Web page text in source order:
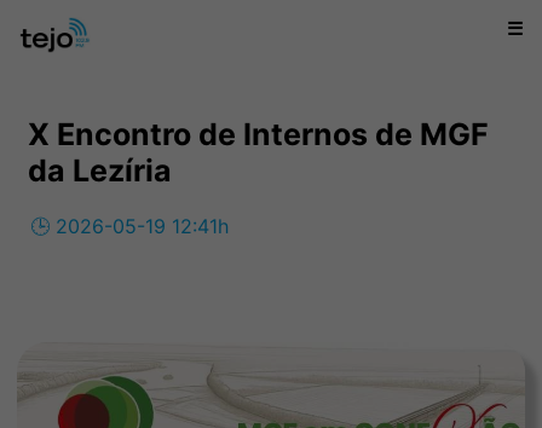
☰
X Encontro de Internos de MGF
da Lezíria
🕒 2026-05-19 12:41h